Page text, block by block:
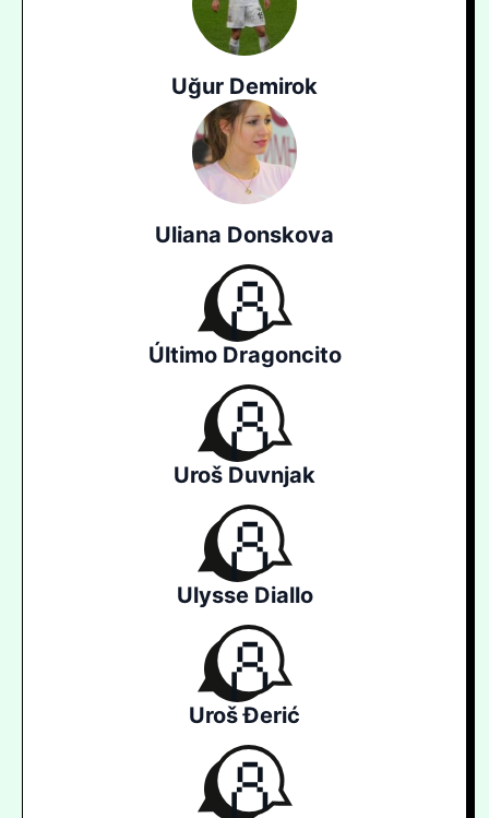
Uğur Demirok
Uliana Donskova
Último Dragoncito
Uroš Duvnjak
Ulysse Diallo
Uroš Đerić